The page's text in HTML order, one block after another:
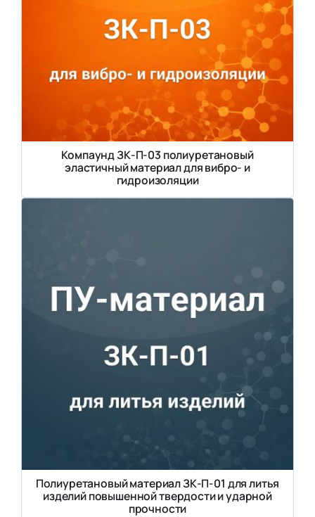
Компаунд ЗК-П-03 полиуретановый
эластичный материал для вибро- и
гидроизоляции
Полиуретановый материал ЗК-П-01 для литья
изделий повышенной твердости и ударной
прочности